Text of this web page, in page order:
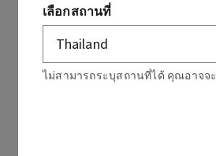
เลือกสถานที่
ไม่สามารถระบุสถานที่ได้ คุณอาจจะ